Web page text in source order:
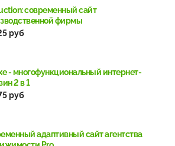
современный сайт
фирмы
руб
- многофункциональный интернет-
2 в 1
руб
адаптивный сайт агентства